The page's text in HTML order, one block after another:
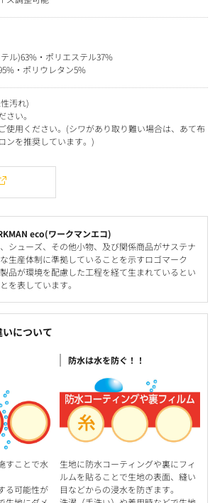
ル)63%・ポリエステル37%
・ポリウレタン5%
汚れ)
い。
使用ください。(シワがあり取り難い場合は、あて布
ンを推奨しています。)
eco(ワークマンエコ)
シューズ、その他小物、及び関係商品がサステナ
生産体制に準拠していることを示すロゴマーク
品が環境を配慮した工程を経て生まれているとい
を表しています。
について
すことで水
る可能性が
防水は水を防ぐ！！
生地に防水コーティングや裏にフィ
ルムを貼ることで生地の表面、縫い
目などからの浸水を防ぎます。